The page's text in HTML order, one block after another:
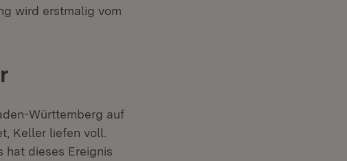
wird erstmalig vom
Württemberg auf
Keller liefen voll.
hat dieses Ereignis